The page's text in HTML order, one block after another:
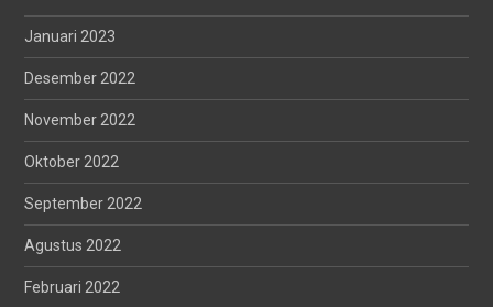
Januari 2023
Desember 2022
November 2022
Oktober 2022
September 2022
Agustus 2022
Februari 2022